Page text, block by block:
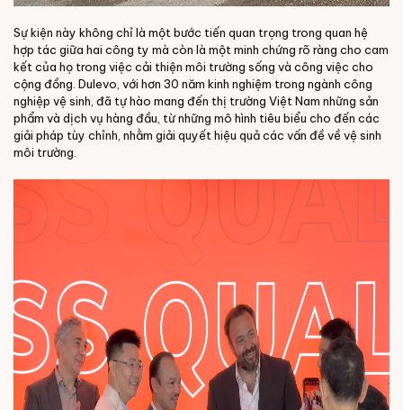
Sự kiện này không chỉ là một bước tiến quan trọng trong quan hệ
hợp tác giữa hai công ty mà còn là một minh chứng rõ ràng cho cam
kết của họ trong việc cải thiện môi trường sống và công việc cho
cộng đồng. Dulevo, với hơn 30 năm kinh nghiệm trong ngành công
nghiệp vệ sinh, đã tự hào mang đến thị trường Việt Nam những sản
phẩm và dịch vụ hàng đầu, từ những mô hình tiêu biểu cho đến các
giải pháp tùy chỉnh, nhằm giải quyết hiệu quả các vấn đề về vệ sinh
môi trường.